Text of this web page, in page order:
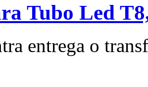
Tubo Led
entrega o